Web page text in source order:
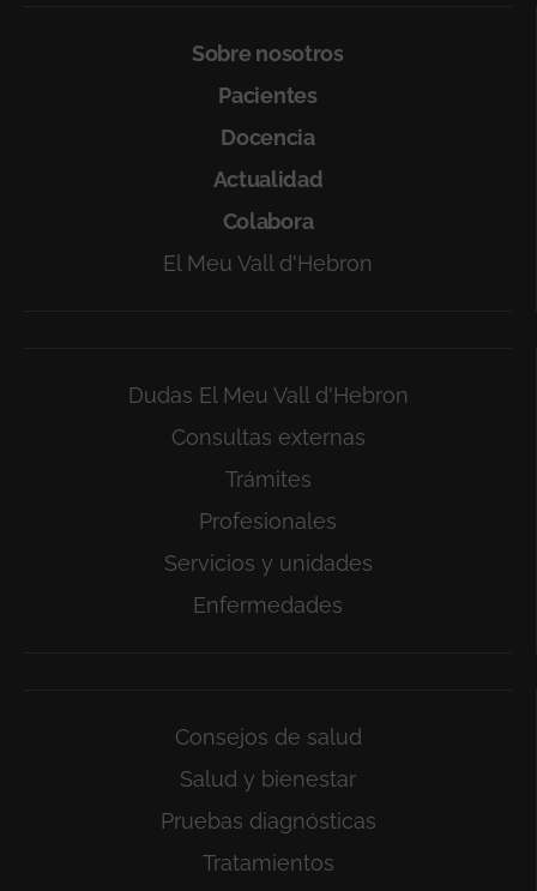
Sobre nosotros
Pacientes
Docencia
Actualidad
Colabora
El Meu Vall d'Hebron
Dudas El Meu Vall d'Hebron
Consultas externas
Trámites
Profesionales
Servicios y unidades
Enfermedades
Consejos de salud
Salud y bienestar
Pruebas diagnósticas
Tratamientos